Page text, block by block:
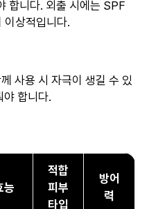
합니다. 외출 시에는 SPF
이상적입니다.
사용 시 자극이 생길 수 있
야 합니다.
능
적합
피부
타입
방어
력